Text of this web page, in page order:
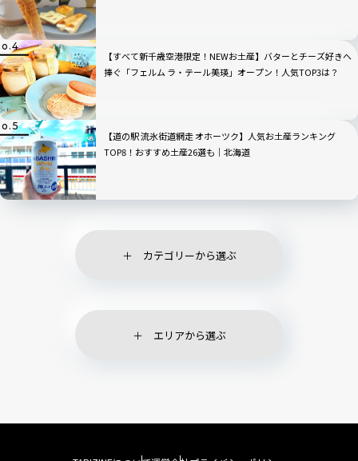
【すべて新千歳空港限定！NEWお土産】バターとチーズ好きへ
捧ぐ「フェルム ラ・テール美瑛」オープン！人気TOP3は？
【道の駅 流氷街道網走 オホーツク】人気お土産ランキング
TOP8！おすすめ土産26選も｜北海道
カテゴリーから選ぶ
エリアから選ぶ